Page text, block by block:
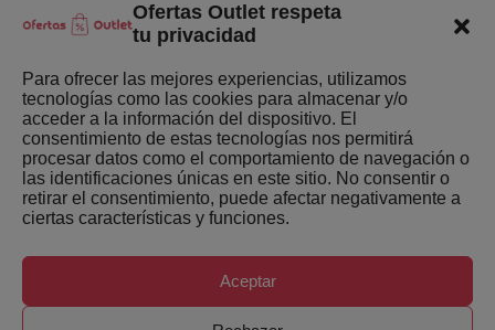
Ofertas Outlet respeta
tu privacidad
Para ofrecer las mejores experiencias, utilizamos
tecnologías como las cookies para almacenar y/o
acceder a la información del dispositivo. El
consentimiento de estas tecnologías nos permitirá
procesar datos como el comportamiento de navegación o
las identificaciones únicas en este sitio. No consentir o
retirar el consentimiento, puede afectar negativamente a
ciertas características y funciones.
Aceptar
Quienes somos
Últimas Novedades
Mejores ofertas de la semana